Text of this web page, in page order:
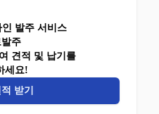
발주 서비스
주
견적 및 납기를
세요!
받기